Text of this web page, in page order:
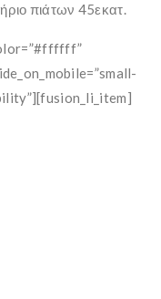
πιάτων 45εκατ.